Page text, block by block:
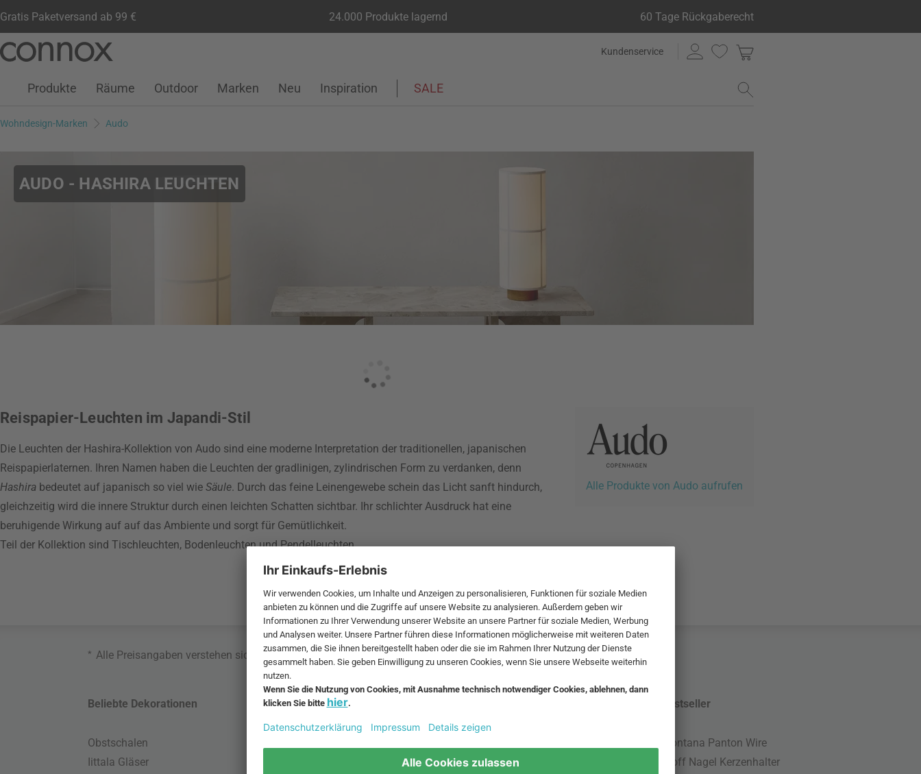
Gratis Paketversand ab 99 € 24.000 Produkte lagernd 60 Tage Rückgaberecht
Seiteninhalt
Suchfeld
Kundenservice
Kundenkonto
Wunschliste
Warenkorb
Produkte Räume Outdoor Marken Neu Inspiration SALE
Wohndesign-Marken Audo
AUDO - HASHIRA LEUCHTEN
Alle Produkte von Audo aufrufen
Reispapier-Leuchten im Japandi-Stil
Die Leuchten der Hashira-Kollektion von Audo sind eine moderne Interpretation der traditionellen, japanischen
Reispapierlaternen. Ihren Namen haben die Leuchten der gradlinigen, zylindrischen Form zu verdanken, denn
Hashira bedeutet auf japanisch so viel wie Säule. Durch das feine Leinengewebe schein das Licht sanft hindurch,
gleichzeitig wird die innere Struktur durch einen leichten Schatten sichtbar. Ihr schlichter Ausdruck hat eine
beruhigende Wirkung auf auf das Ambiente und sorgt für Gemütlichkeit.
Teil der Kollektion sind Tischleuchten, Bodenleuchten und Pendelleuchten.
* Alle Preisangaben verstehen sich inklusive MwSt. und zzgl.Versandkosten.
Beliebte Dekorationen
Obstschalen
Iittala Gläser
Beliebte Möbel
Muuto Lampen
Bestseller
Montana Panton Wire
Stoff Nagel Kerzenhalter